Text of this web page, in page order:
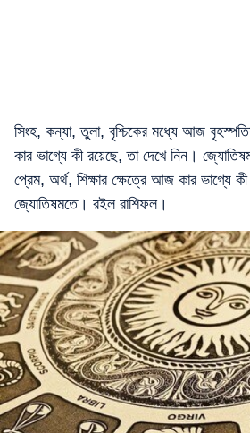
সিংহ, কন্যা, তুলা, বৃশ্চিকের মধ্যে আজ
কার ভাগ্যে কী রয়েছে, তা দেখে নিন।
প্রেম, অর্থ, শিক্ষার ক্ষেত্রে আজ কার ভাগ্যে
জ্যোতিষমতে। রইল রাশিফল।